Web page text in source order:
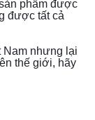
phẩm được
được tất cả
Nam nhưng lại
thế giới, hãy